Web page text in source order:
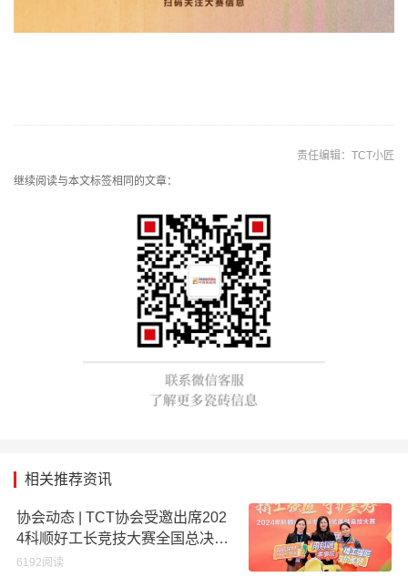
责任编辑：TCT小匠
继续阅读与本文标签相同的文章：
相关推荐资讯
协会动态 | TCT协会受邀出席202
4科顺好工长竞技大赛全国总决
赛！
6192阅读